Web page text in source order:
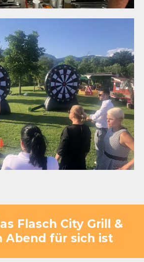
Flasch City Grill &
Abend für sich ist